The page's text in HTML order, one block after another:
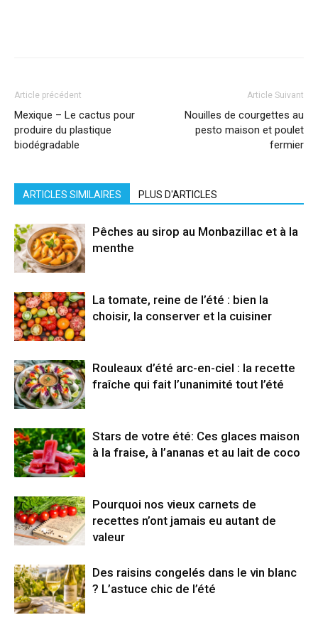
Article précédent
Mexique – Le cactus pour
produire du plastique
biodégradable
Article Suivant
Nouilles de courgettes au
pesto maison et poulet
fermier
ARTICLES SIMILAIRES PLUS D'ARTICLES
Pêches au sirop au Monbazillac et à la
menthe
La tomate, reine de l’été : bien la
choisir, la conserver et la cuisiner
Rouleaux d’été arc-en-ciel : la recette
fraîche qui fait l’unanimité tout l’été
Stars de votre été: Ces glaces maison
à la fraise, à l’ananas et au lait de coco
Pourquoi nos vieux carnets de
recettes n’ont jamais eu autant de
valeur
Des raisins congelés dans le vin blanc
? L’astuce chic de l’été